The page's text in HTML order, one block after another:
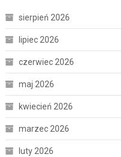
sierpień 2026
lipiec 2026
czerwiec 2026
maj 2026
kwiecień 2026
marzec 2026
luty 2026